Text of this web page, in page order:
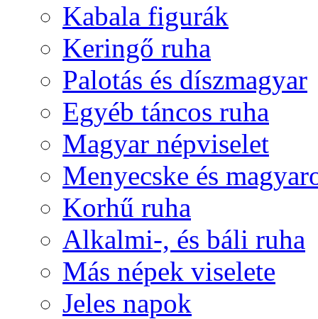
Kabala figurák
Keringő ruha
Palotás és díszmagyar
Egyéb táncos ruha
Magyar népviselet
Menyecske és
Korhű ruha
Alkalmi-, és báli ruha
Más népek viselete
Jeles napok